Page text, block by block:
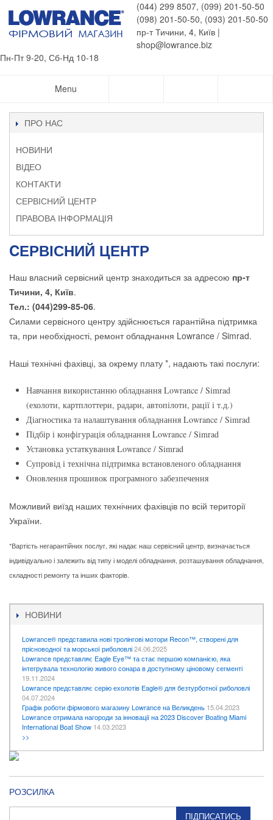
(044) 299 8507, (099) 201-50-50
(098) 201-50-50, (093) 201-50-50
пр-т Тичини, 4, Київ |
shop@lowrance.biz
Пн-Пт 9-20, Сб-Нд 10-18
Menu
ПРО НАС
НОВИНИ
ВІДЕО
КОНТАКТИ
СЕРВІСНИЙ ЦЕНТР
ПРАВОВА ІНФОРМАЦІЯ
CЕРВІСНИЙ ЦЕНТР
Наш власний сервісний центр знаходиться за адресою пр-т
Тичини, 4, Київ.
Тел.: (044)299-85-06.
Силами сервісного центру здійснюється гарантійна підтримка
та, при необхідності, ремонт обладнання Lowrance / Simrad.
Наші технічні фахівці, за окрему плату *, надають такі послуги:
Навчання використанню обладнання Lowrance / Simrad
(ехолоти, картплоттери, радари, автопілоти, рації і т.д.)
Діагностика та налаштування обладнання Lowrance / Simrad
Підбір і конфігурація обладнання Lowrance / Simrad
Установка устаткування Lowrance / Simrad
Супровід і технічна підтримка встановленого обладнання
Оновлення прошивок програмного забезпечення
Можливий виїзд наших технічних фахівців по всій території
України.
*Вартість негарантійних послуг, які надає наш сервісний центр, визначається
індивідуально і залежить від типу і моделі обладнання, розташування обладнання,
складності ремонту та інших факторів.
НОВИНИ
Lowrance® представила нові тролінгові мотори Recon™, створені для
прісноводної та морської риболовлі24.06.2025
Lowrance представляє Eagle Eye™ та стає першою компанією, яка
інтегрувала технологію живого сонара в доступному ціновому сегменті
19.11.2024
Lowrance представляє серію ехолотів Eagle® для безтурботної риболовлі
04.07.2024
Графік роботи фірмового магазину Lowrance на Великдень 15.04.2023
Lowrance отримала нагороди за інновації на 2023 Discover Boating Miami
International Boat Show 14.03.2023
>>
РОЗСИЛКА
ПІДПИСАТИСЬ